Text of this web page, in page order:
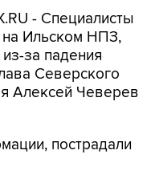
- Специалисты
на Ильском НПЗ,
за падения
Северского
Алексей Чеверев
пострадали